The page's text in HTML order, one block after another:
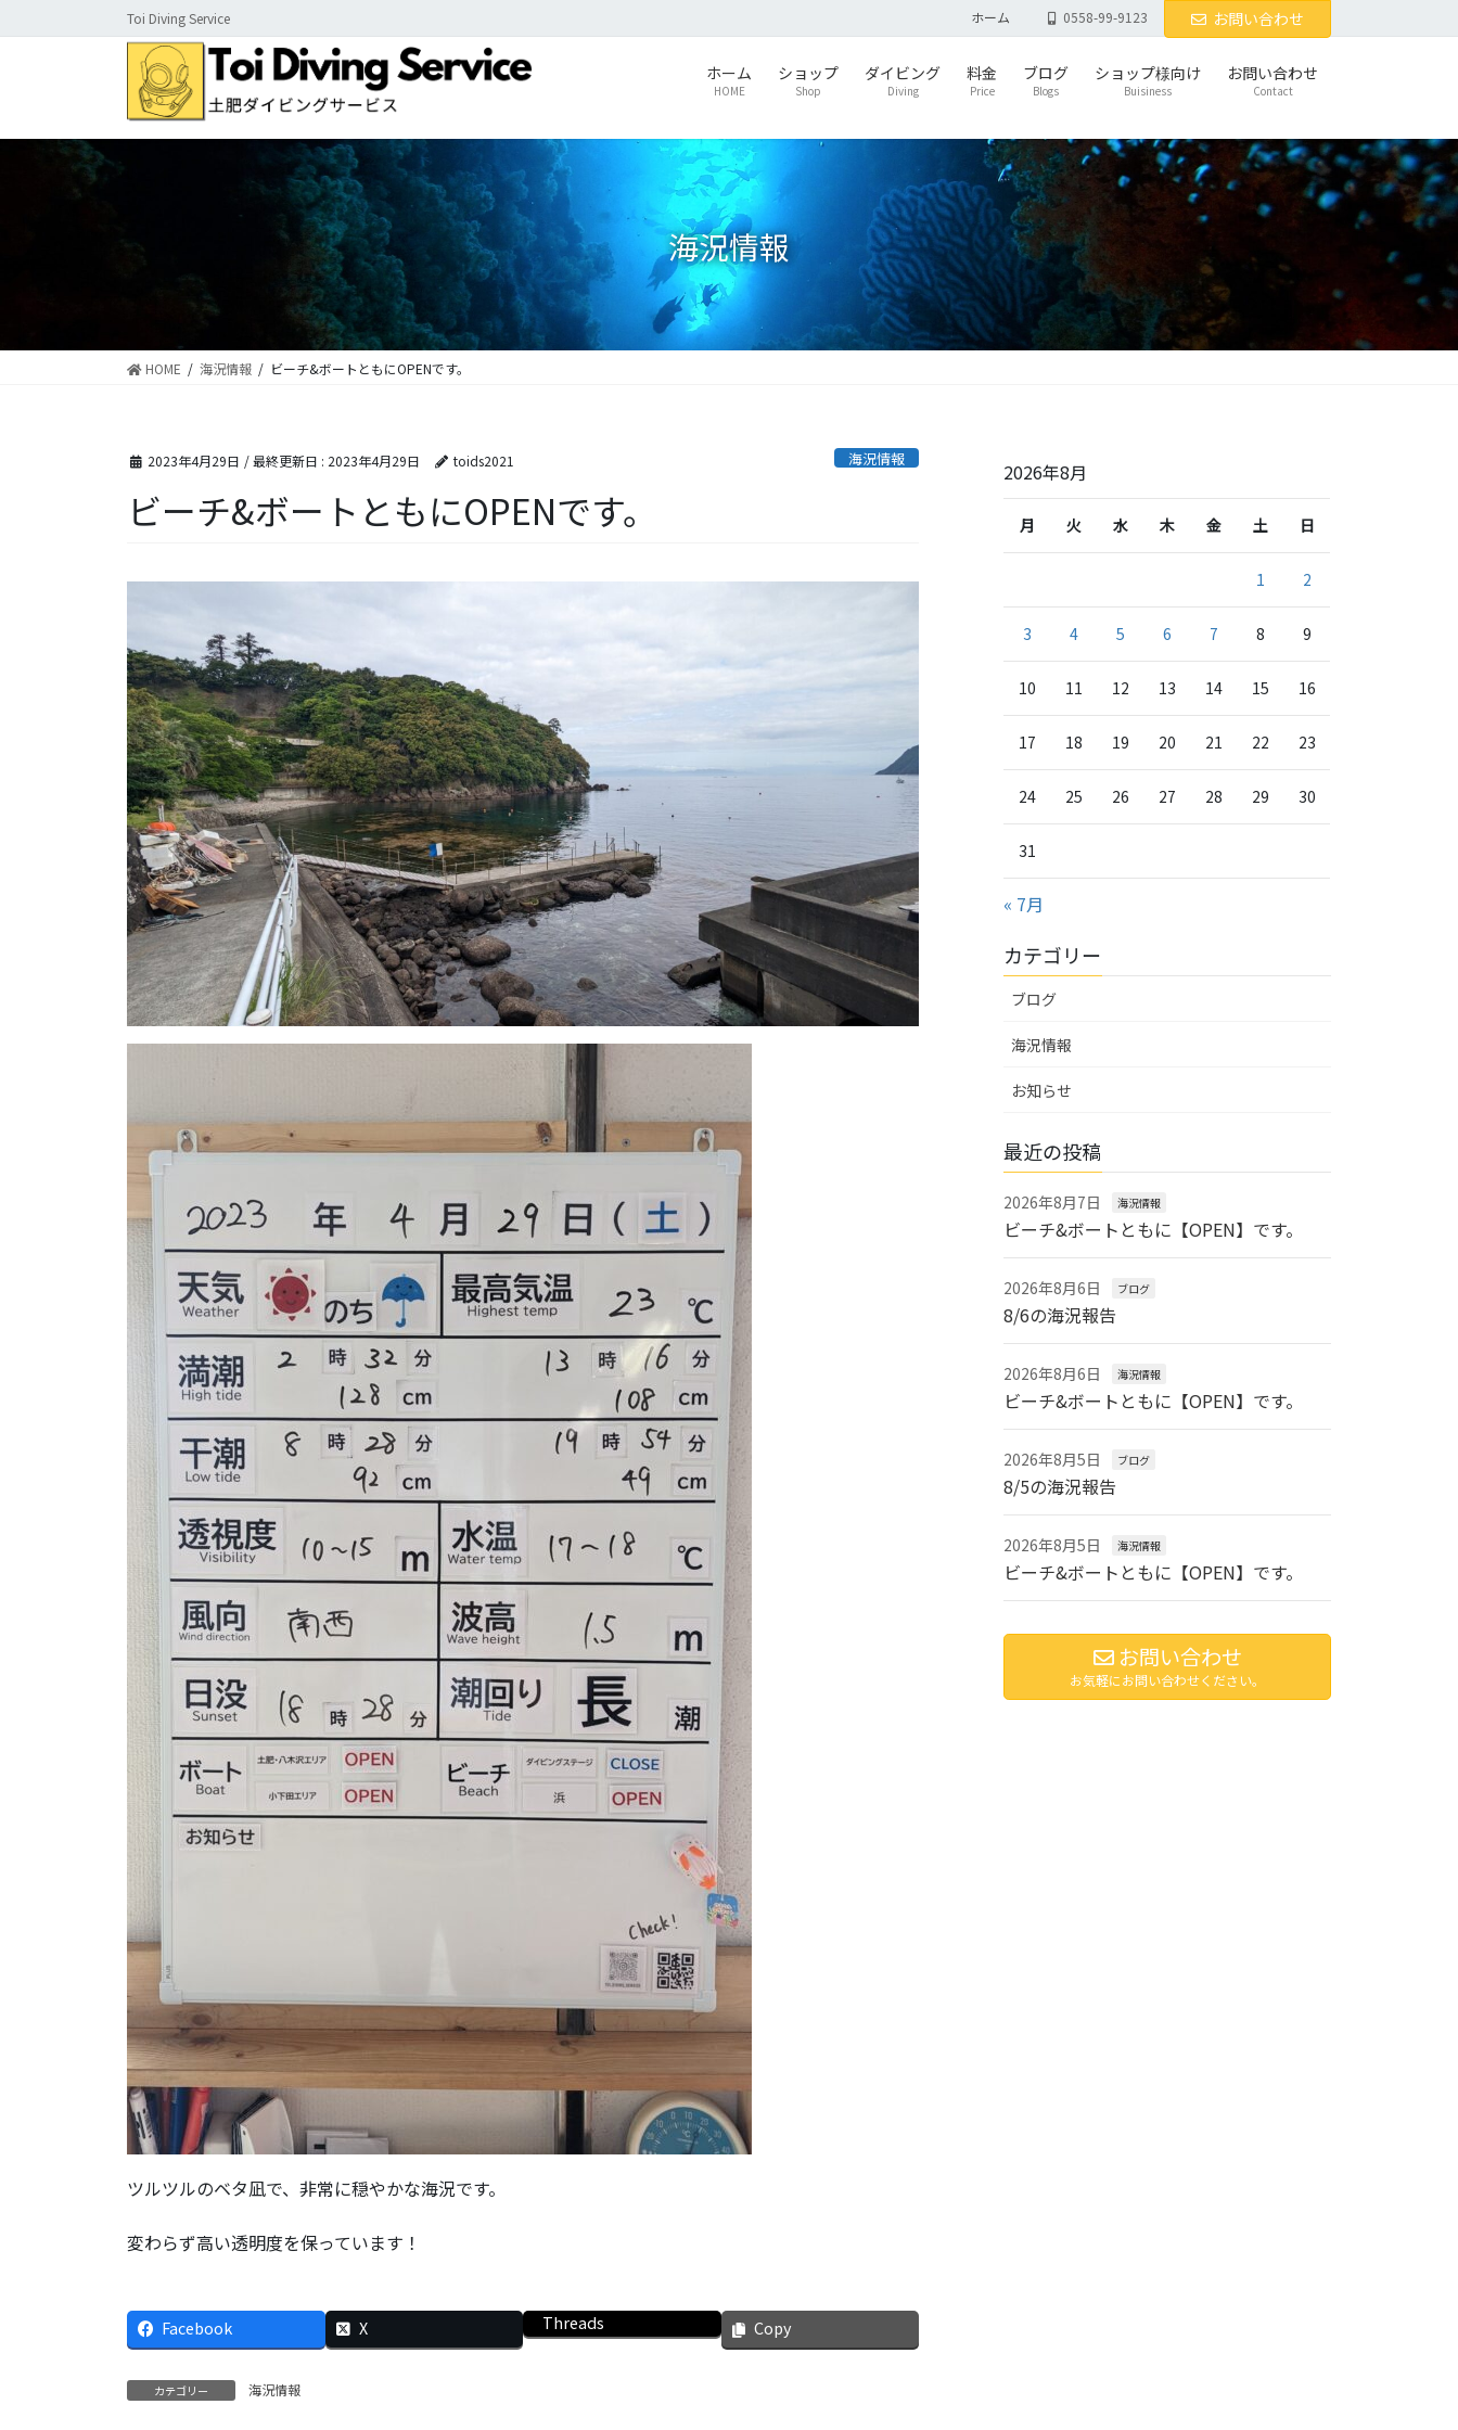
ン
に
ビ
ョ
Toi Diving Service ホーム 0558-99-9123 お問い合わせ
ホーム
HOME
ショップ
Shop
ダイビング
Diving
料金
Price
ブログ
Blogs
ショップ様向け
Buisiness
お問い合わせ
Contact
海況情報
HOME 海況情報 ビーチ&ボートともにOPENです。
2023年4月29日 / 最終更新日 : 2023年4月29日 toids2021 海況情報
ビーチ&ボートともにOPENです。
ツルツルのベタ凪で、非常に穏やかな海況です。
変わらず高い透明度を保っています！
Facebook X Threads Copy
カテゴリー 海況情報
2026年8月
月 火 水 木 金 土 日
1 2
3 4 5 6 7 8 9
10 11 12 13 14 15 16
17 18 19 20 21 22 23
24 25 26 27 28 29 30
31
« 7月
カテゴリー
ブログ
海況情報
お知らせ
最近の投稿
2026年8月7日 海況情報
ビーチ&ボートともに【OPEN】です。
2026年8月6日 ブログ
8/6の海況報告
2026年8月6日 海況情報
ビーチ&ボートともに【OPEN】です。
2026年8月5日 ブログ
8/5の海況報告
2026年8月5日 海況情報
ビーチ&ボートともに【OPEN】です。
お問い合わせ
お気軽にお問い合わせください。